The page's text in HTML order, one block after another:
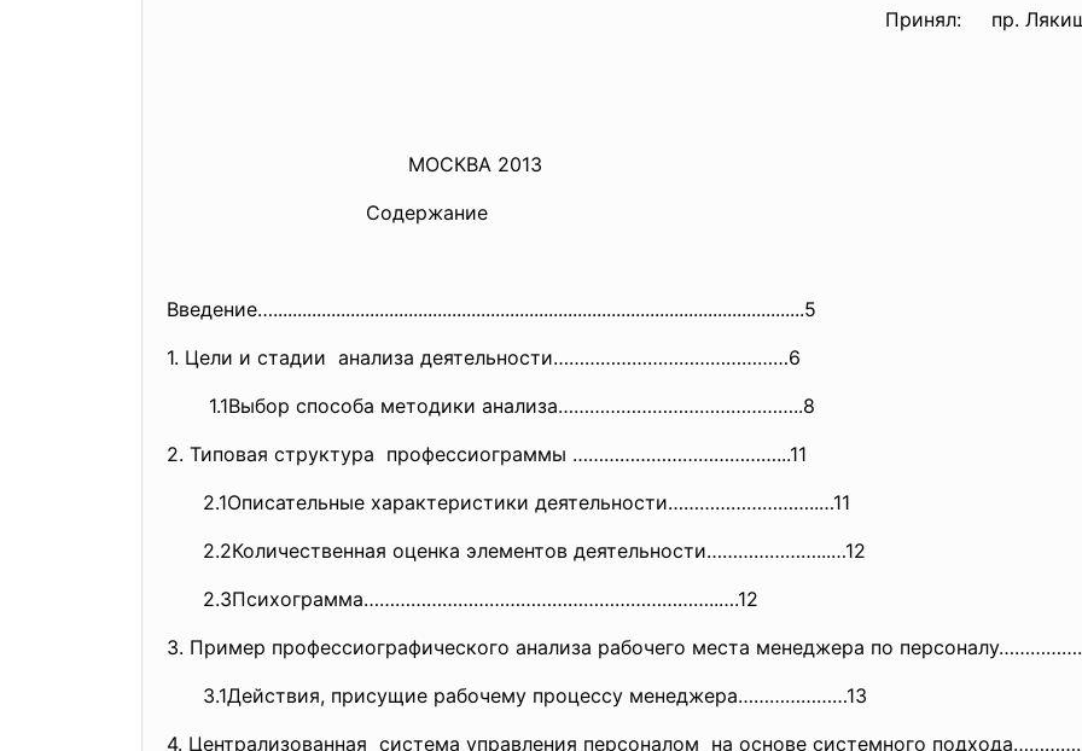
Принял: пр.
МОСКВА 2013
Содержание
Введение…..............................................................................................................5
1. Цели и стадии анализа деятельности………………………………………6
1.1Выбор способа методики анализа………………………………………..8
2. Типовая структура профессиограммы …………………………………...11
2.1Описательные характеристики деятельности………………………..…11
2.2Количественная оценка элементов деятельности…………………...…12
2.3Психограмма…………………………………………………………..….12
3. Пример профессиографического анализа рабочего места менеджера по
3.1Действия, присущие рабочему процессу менеджера…………………13
4. Централизованная система управления персоналом на основе системного подхода……